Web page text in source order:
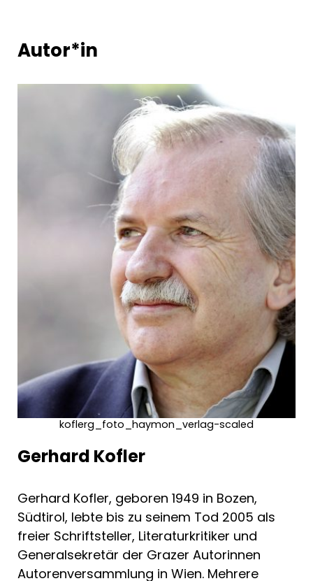
Autor*in
koflerg_foto_haymon_verlag-scaled
Gerhard Kofler
Gerhard Kofler, geboren 1949 in Bozen,
Südtirol, lebte bis zu seinem Tod 2005 als
freier Schriftsteller, Literaturkritiker und
Generalsekretär der Grazer Autorinnen
Autorenversammlung in Wien. Mehrere